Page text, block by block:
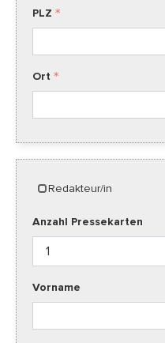
PLZ
Ort
Redakteur/in
Anzahl Pressekarten
Vorname